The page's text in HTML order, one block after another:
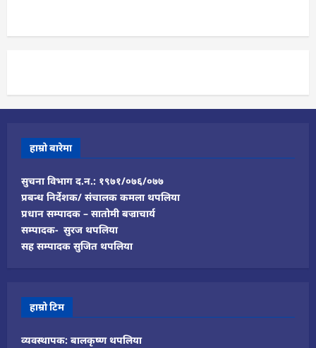
हाम्रो बारेमा
सुचना विभाग द.न.: १९७१/०७६/०७७
प्रबन्ध निर्देशक/ संचालक कमला थपलिया
प्रधान सम्पादक – सातोमी बज्राचार्य
सम्पादक- सुरज थपलिया
सह सम्पादक सुजित थपलिया
हाम्रो टिम
व्यवस्थापक: बालकृष्ण थपलिया